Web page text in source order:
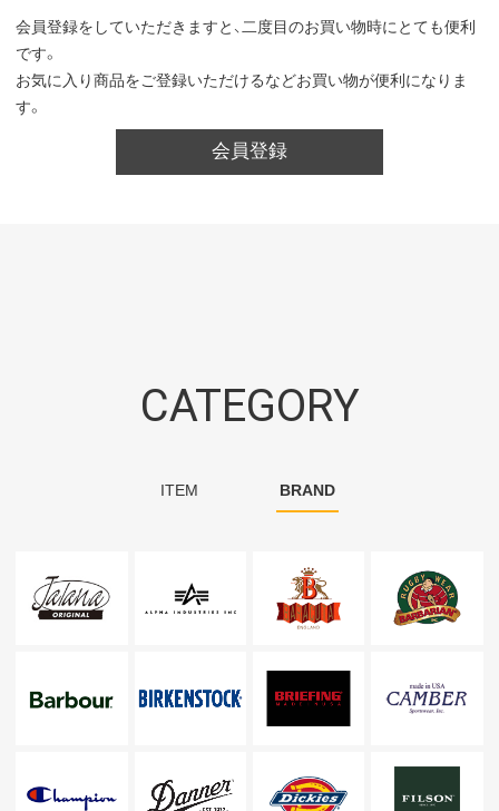
会員登録をしていただきますと、二度目のお買い物時にとても便利
です。
お気に入り商品をご登録いただけるなどお買い物が便利になりま
す。
会員登録
CATEGORY
ITEM BRAND